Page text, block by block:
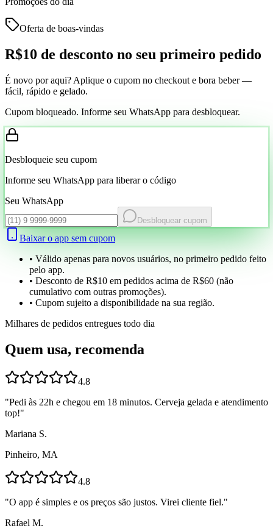
Oferta de boas-vindas
R$10 de desconto no seu primeiro pedido
É novo por aqui? Aplique o cupom no checkout e bora beber —
fácil, rápido e gelado.
Cupom bloqueado. Informe seu WhatsApp para desbloquear.
Desbloqueie seu cupom
Informe seu WhatsApp para liberar o código
Seu WhatsApp
Desbloquear cupom
Baixar o app sem cupom
• Válido apenas para novos usuários, no primeiro pedido feito
pelo app.
• Desconto de R$10 em pedidos acima de R$60 (não
cumulativo com outras promoções).
• Cupom sujeito a disponibilidade na sua região.
Milhares de pedidos entregues todo dia
Quem usa, recomenda
4.8
"Pedi às 22h e chegou em 18 minutos. Cerveja gelada e atendimento
top!"
Mariana S.
Pinheiro, MA
4.8
"O app é simples e os preços são justos. Virei cliente fiel."
Rafael M.